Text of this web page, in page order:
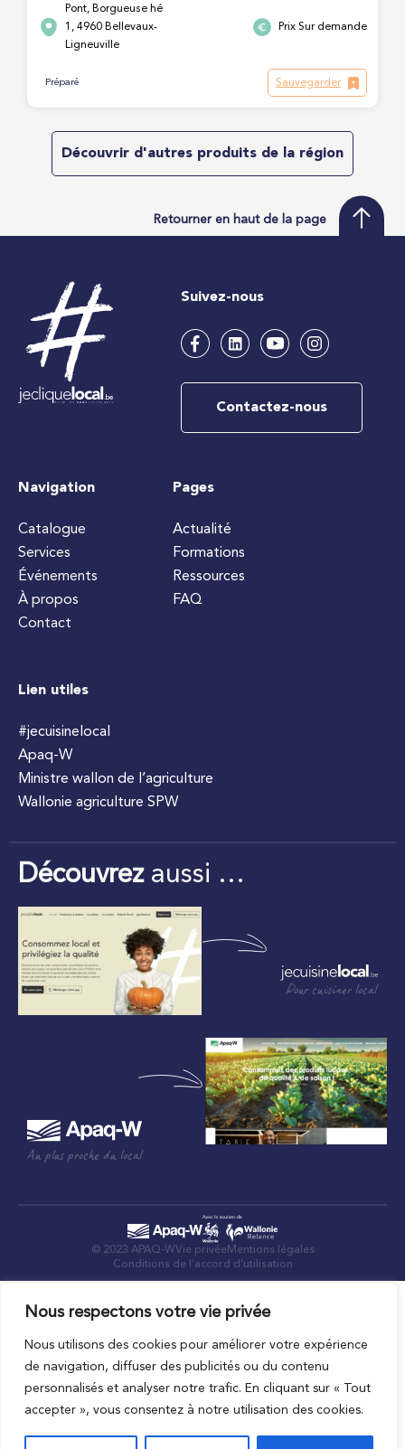
Nous respectons votre vie privée
Nous utilisons des cookies pour améliorer votre expérience
de navigation, diffuser des publicités ou du contenu
personnalisés et analyser notre trafic. En cliquant sur « Tout
accepter », vous consentez à notre utilisation des cookies.
Pont, Borgueuse hé
1, 4960 Bellevaux-
Ligneuville
Prix Sur demande
Préparé Sauvegarder
Découvrir d'autres produits de la région
Retourner en haut de la page
Suivez-nous
Contactez-nous
Navigation
Catalogue
Services
Événements
À propos
Contact
Pages
Actualité
Formations
Ressources
FAQ
Lien utiles
#jecuisinelocal
Apaq-W
Ministre wallon de l’agriculture
Wallonie agriculture SPW
Découvrezaussi …
Pour cuisiner local
Au plus proche du local
© 2023 APAQ-WVie privée Mentions légales
Conditions de l’accord d’utilisation